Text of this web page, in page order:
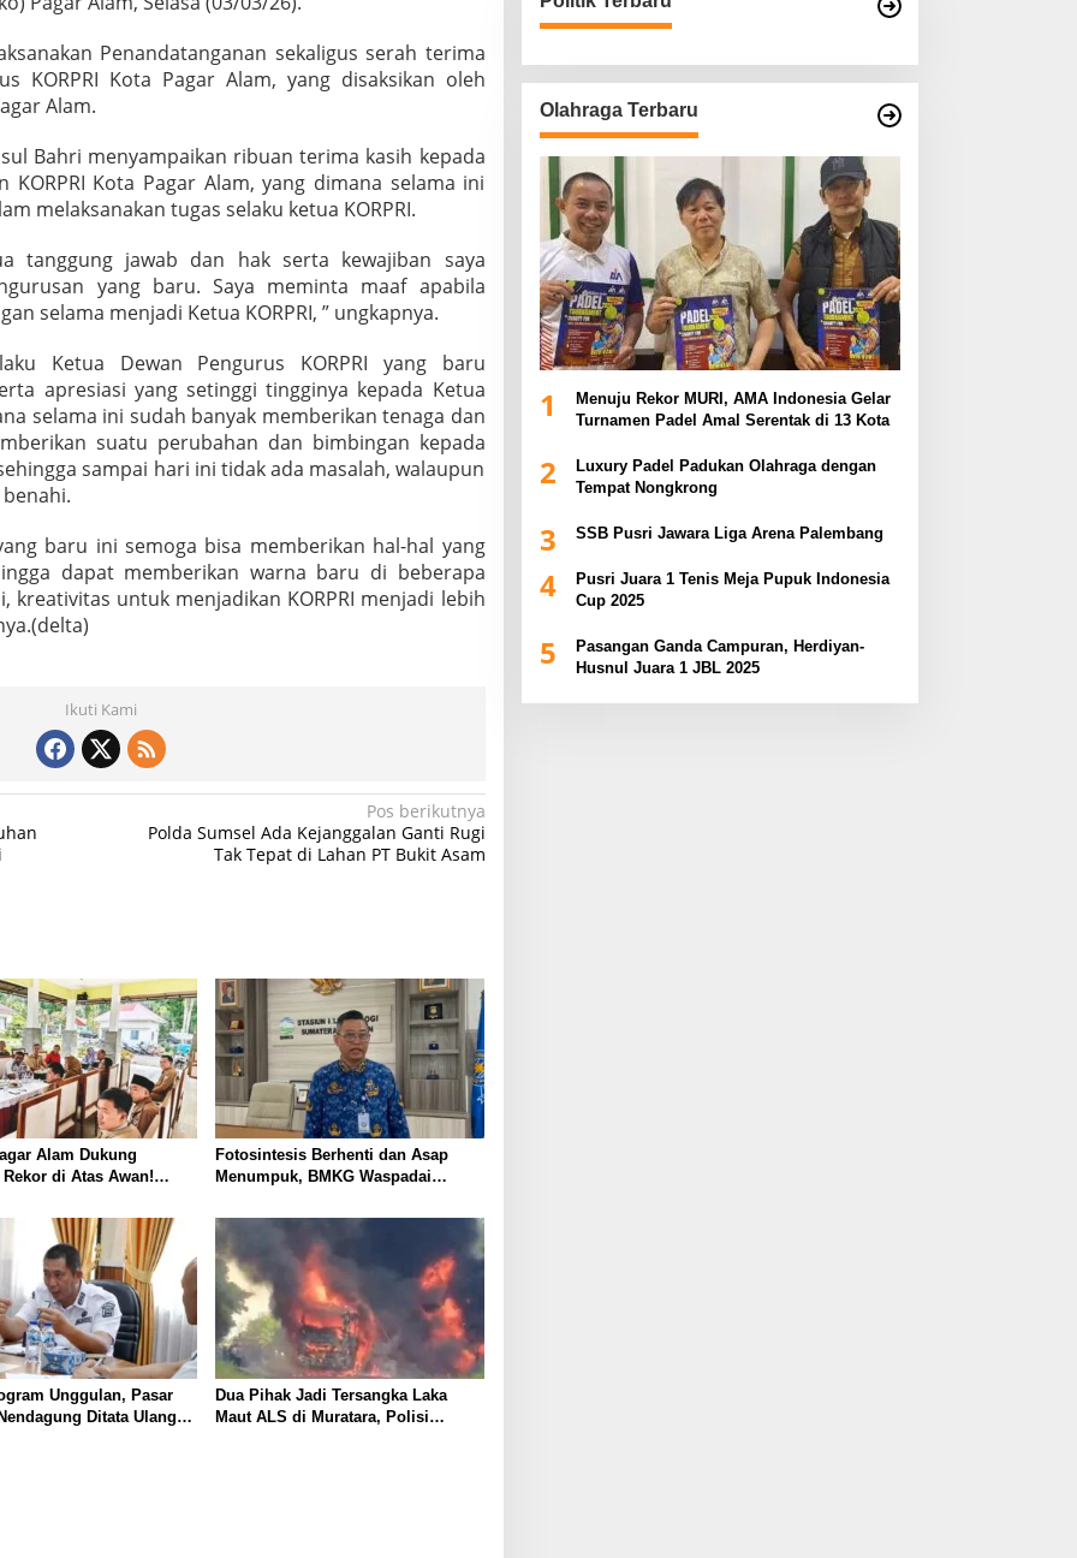
Penandatanganan sekaligus serah terima
KORPRI Kota Pagar Alam, yang disaksikan oleh
Alam.
Bahri menyampaikan ribuan terima kasih kepada
KORPRI Kota Pagar Alam, yang dimana selama ini
melaksanakan tugas selaku ketua KORPRI.
tanggung jawab dan hak serta kewajiban saya
yang baru. Saya meminta maaf apabila
selama menjadi Ketua KORPRI, ” ungkapnya.
Ketua Dewan Pengurus KORPRI yang baru
apresiasi yang setinggi tingginya kepada Ketua
selama ini sudah banyak memberikan tenaga dan
suatu perubahan dan bimbingan kepada
sampai hari ini tidak ada masalah, walaupun
baru ini semoga bisa memberikan hal-hal yang
dapat memberikan warna baru di beberapa
untuk menjadikan KORPRI menjadi lebih
Ikuti Kami
Pos berikutnya
Polda Sumsel Ada Kejanggalan Ganti Rugi
Tak Tepat di Lahan PT Bukit Asam‎
Alam Dukung
Rekor di Atas Awan!
Fotosintesis Berhenti dan Asap
Menumpuk, BMKG Waspadai
Hari
Unggulan, Pasar
Ditata Ulang,
Dua Pihak Jadi Tersangka Laka
Maut ALS di Muratara, Polisi
Olahraga Terbaru
1
Menuju Rekor MURI, AMA Indonesia Gelar
Turnamen Padel Amal Serentak di 13 Kota
2
Luxury Padel Padukan Olahraga dengan
Tempat Nongkrong
3 SSB Pusri Jawara Liga Arena Palembang
4
Pusri Juara 1 Tenis Meja Pupuk Indonesia
Cup 2025
5
Pasangan Ganda Campuran, Herdiyan-
Husnul Juara 1 JBL 2025